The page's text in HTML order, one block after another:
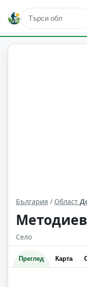
Методиево
България / Област
Село
Преглед Карта